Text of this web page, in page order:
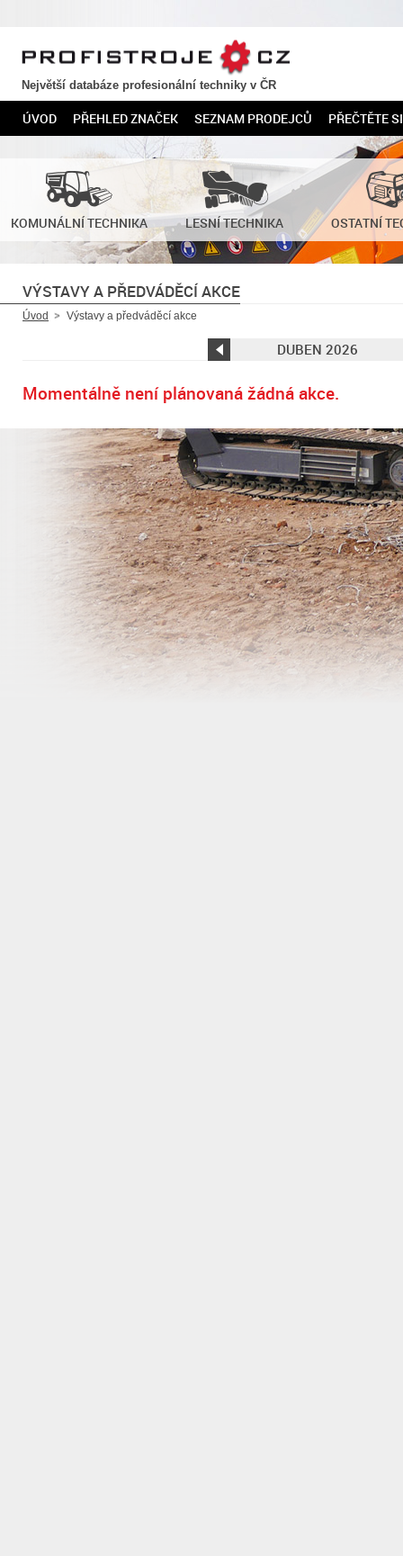
PROFISTROJE.CZ
Největší databáze profesionální techniky v ČR
ÚVOD PŘEHLED ZNAČEK SEZNAM PRODEJCŮ PŘEČTĚTE SI
KOMUNÁLNÍ TECHNIKA LESNÍ TECHNIKA OSTATNÍ
VÝSTAVY A PŘEDVÁDĚCÍ AKCE
Úvod Výstavy a předváděcí akce
← DUBEN 2026
Momentálně není plánovaná žádná akce.